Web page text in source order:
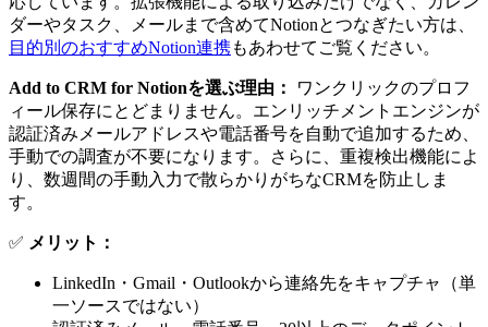
ダーやタスク、メールまで含めてNotionとつなぎたい方は、
目的別のおすすめNotion連携もあわせてご覧ください。
Add to CRM for Notionを選ぶ理由：
ワンクリックのプロフ
ィール保存にとどまりません。エンリッチメントエンジンが
認証済みメールアドレスや電話番号を自動で追加するため、
手動での調査が不要になります。さらに、重複検出機能によ
り、数週間の手動入力で散らかりがちなCRMを防止しま
す。
✅ メリット：
LinkedIn・Gmail・Outlookから連絡先をキャプチャ（単
一ソースではない）